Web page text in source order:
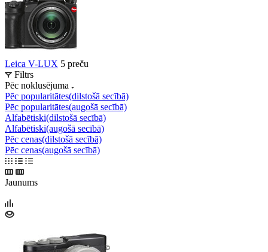
Leica V-LUX 5 preču
Filtrs
Pēc noklusējuma
Pēc popularitātes(dilstošā secībā)
Pēc popularitātes(augošā secībā)
Alfabētiski(dilstošā secībā)
Alfabētiski(augošā secībā)
Pēc cenas(dilstošā secībā)
Pēc cenas(augošā secībā)
Jaunums